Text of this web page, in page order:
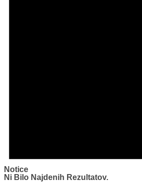
Notice
Ni Bilo Najdenih Rezultatov.